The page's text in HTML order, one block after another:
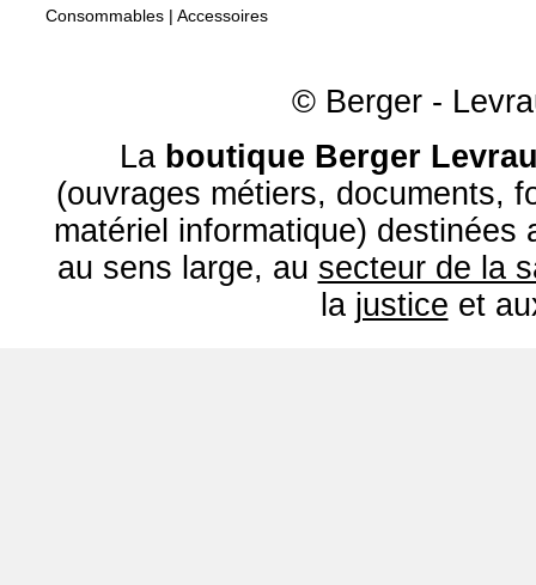
Consommables
Accessoires
© Berger -
La boutique Berger
(ouvrages métiers, documents,
matériel informatique) destinées
au sens large, au secteur de la
la justice et